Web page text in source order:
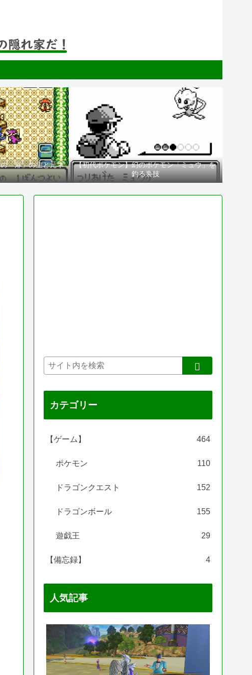
「扉」の主と元ネ
【初代ポケモン】幻のポケモン「ミュウ」を
釣る裏技
カテゴリー
【ゲーム】 464
ポケモン 110
ドラゴンクエスト 152
ドラゴンボール 155
遊戯王 29
【備忘録】 4
人気記事